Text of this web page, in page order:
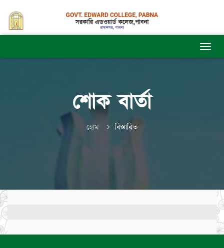
শোক বার্তা
হোম বিস্তারিত